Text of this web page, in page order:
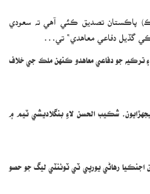
پاڪستان تصديق ڪئي آهي ته سعودي
گڏيل دفاعي معاهدي“ تي…
ترڪيه جو دفاعي معاهدو ڪنهن ملڪ جي خلاف
شڪيب الحسن لاءِ بنگلاديشي ٽيم ۾
اجنڪيا رهاڻي يورپي ٽي ٽوئنٽي ليگ جو حصو